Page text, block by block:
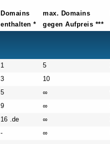
Domains
enthalten *
max. Domains
gegen Aufpreis ***
1 5
3 10
5 ∞
9 ∞
16 .de ∞
- ∞